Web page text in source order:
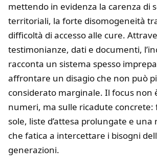
mettendo in evidenza la carenza di
territoriali, la forte disomogeneità
difficoltà di accesso alle cure.
testimonianze, dati e documenti,
racconta un sistema spesso
affrontare un disagio che non può
considerato marginale. Il focus non
numeri, ma sulle ricadute concrete:
sole, liste d’attesa prolungate e
che fatica a intercettare i bisogni
generazioni.